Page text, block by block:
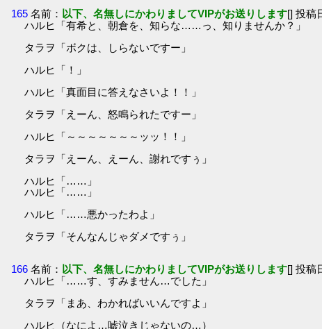
165 名前： 以下、名無しにかわりましてVIPがお送りします[] 投稿
ハルヒ「有希と、朝倉を、知らな……っ、知りませんか？」
タラヲ「ボクは、しらないですー」
ハルヒ「！」
ハルヒ「真面目に答えなさいよ！！」
タラヲ「えーん、怒鳴られたですー」
ハルヒ「～～～～～～～ッッ！！」
タラヲ「えーん、えーん、謝れですぅ」
ハルヒ「……」
ハルヒ「……」
ハルヒ「……悪かったわよ」
タラヲ「そんなんじゃダメですぅ」
166 名前： 以下、名無しにかわりましてVIPがお送りします[] 投稿
ハルヒ「……す、すみません…でした」
タラヲ「まあ、わかればいいんですよ」
ハルヒ（なによ…嘘泣きじゃないの…）